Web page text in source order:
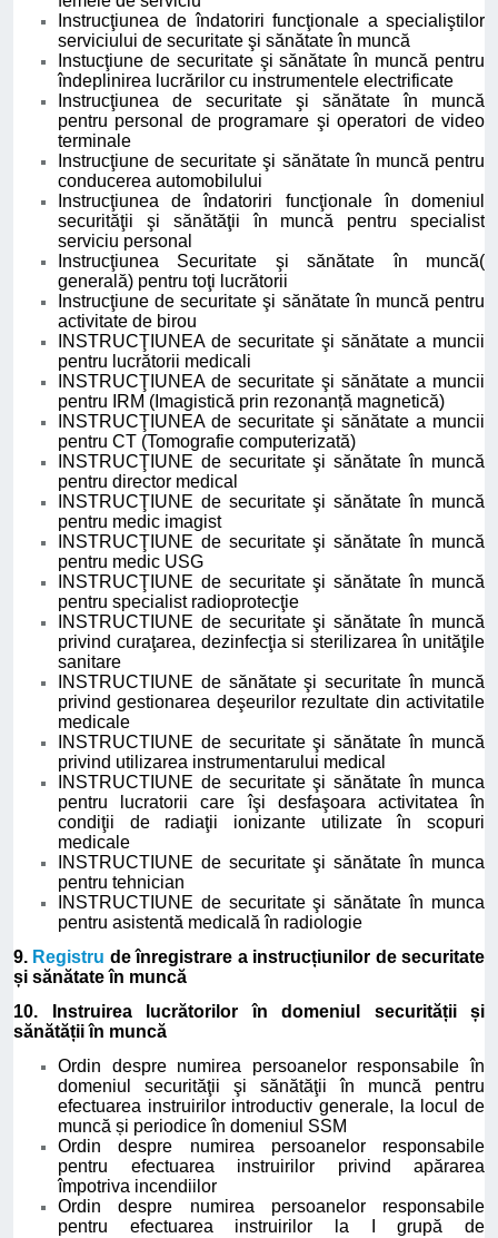
Instrucţiunea de îndatoriri funcţionale a specialiştilor
serviciului de securitate şi sănătate în muncă
Instucţiune de securitate şi sănătate în muncă pentru
îndeplinirea lucrărilor cu instrumentele electrificate
Instrucţiunea de securitate şi sănătate în muncă
pentru personal de programare şi operatori de video
terminale
Instrucţiune de securitate şi sănătate în muncă pentru
conducerea automobilului
Instrucţiunea de îndatoriri funcţionale în domeniul
securităţii şi sănătăţii în muncă pentru specialist
serviciu personal
Instrucţiunea Securitate şi sănătate în muncă(
generală) pentru toţi lucrătorii
Instrucţiune de securitate şi sănătate în muncă pentru
activitate de birou
INSTRUCŢIUNEA de securitate şi sănătate a muncii
pentru lucrătorii medicali
INSTRUCŢIUNEA de securitate şi sănătate a muncii
pentru IRM (Imagistică prin rezonanță magnetică)
INSTRUCŢIUNEA de securitate şi sănătate a muncii
pentru CT (Tomografie computerizată)
INSTRUCŢIUNE de securitate şi sănătate în muncă
pentru director medical
INSTRUCŢIUNE de securitate şi sănătate în muncă
pentru medic imagist
INSTRUCŢIUNE de securitate şi sănătate în muncă
pentru medic USG
INSTRUCŢIUNE de securitate şi sănătate în muncă
pentru specialist radioprotecţie
INSTRUCTIUNE de securitate şi sănătate în muncă
privind curaţarea, dezinfecţia si sterilizarea în unităţile
sanitare
INSTRUCTIUNE de sănătate şi securitate în muncă
privind gestionarea deşeurilor rezultate din activitatile
medicale
INSTRUCTIUNE de securitate şi sănătate în muncă
privind utilizarea instrumentarului medical
INSTRUCTIUNE de securitate şi sănătate în munca
pentru lucratorii care îşi desfaşoara activitatea în
condiţii de radiaţii ionizante utilizate în scopuri
medicale
INSTRUCTIUNE de securitate şi sănătate în munca
pentru tehnician
INSTRUCTIUNE de securitate şi sănătate în munca
pentru asistentă medicală în radiologie
9. Registru de înregistrare a instrucțiunilor de securitate
și sănătate în muncă
10. Instruirea lucrătorilor în domeniul securității și
sănătății în muncă
Ordin despre numirea persoanelor responsabile în
domeniul securităţii şi sănătăţii în muncă pentru
efectuarea instruirilor introductiv generale, la locul de
muncă și periodice în domeniul SSM
Ordin despre numirea persoanelor responsabile
pentru efectuarea instruirilor privind apărarea
împotriva incendiilor
Ordin despre numirea persoanelor responsabile
pentru efectuarea instruirilor la I grupă de